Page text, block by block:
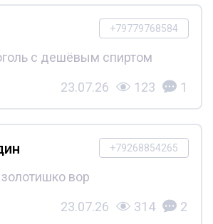
+79779768584
с дешёвым спиртом
23.07.26 123 1
+79268854265
вор
23.07.26 314 2